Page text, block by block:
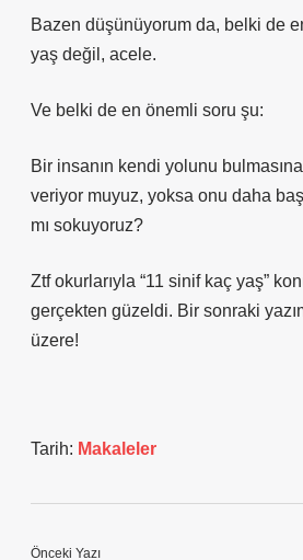
Bazen düşünüyorum da, belki de
yaş değil, acele.
Ve belki de en önemli soru şu:
Bir insanın kendi yolunu
veriyor muyuz, yoksa onu daha
mı sokuyoruz?
Ztf okurlarıyla “11 sinif kaç yaş”
gerçekten güzeldi. Bir sonraki
üzere!
Tarih: Makaleler
Önceki Yazı